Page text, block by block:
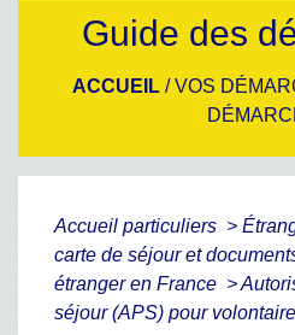
Guide des
ACCUEIL/VOS
Accueil particuliers >
carte de séjour et
étranger en France >
séjour (APS) pour